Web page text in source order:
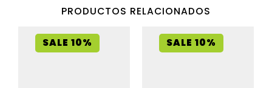
PRODUCTOS RELACIONADOS
SALE 10% SALE 10%